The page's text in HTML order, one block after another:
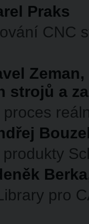
Praks
CNC
Zeman,
strojů a
pro